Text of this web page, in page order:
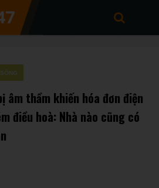
thầm khiến hóa đơn điện
điều hoà: Nhà nào cũng có